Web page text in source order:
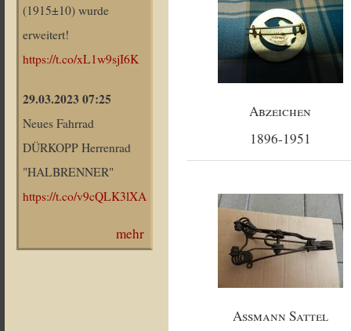
(1915±10) wurde
erweitert!
https://t.co/xL1w9sjI6K
29.03.2023 07:25
Neues Fahrrad
DÜRKOPP Herrenrad
"HALBRENNER"
https://t.co/v9cQLK3lXA
mehr
Abzeichen
1896-1951
Assmann Sattel